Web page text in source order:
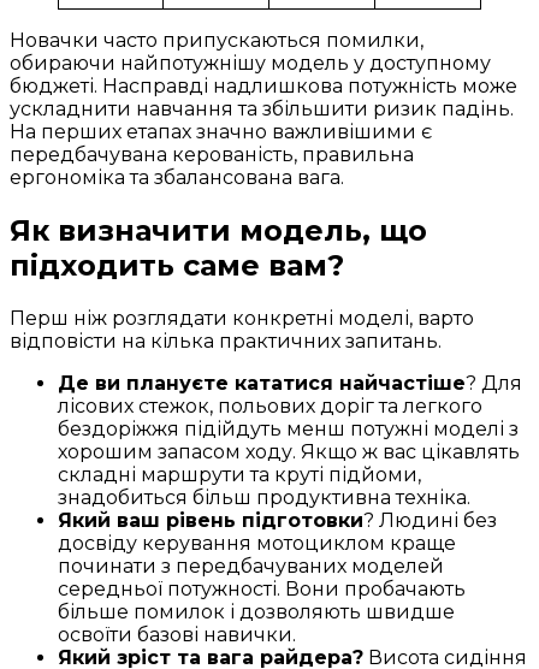
Новачки часто припускаються помилки,
обираючи найпотужнішу модель у доступному
бюджеті. Насправді надлишкова потужність може
ускладнити навчання та збільшити ризик падінь.
На перших етапах значно важливішими є
передбачувана керованість, правильна
ергономіка та збалансована вага.
Як визначити модель, що
підходить саме вам?
Перш ніж розглядати конкретні моделі, варто
відповісти на кілька практичних запитань.
Де ви плануєте кататися найчастіше? Для
лісових стежок, польових доріг та легкого
бездоріжжя підійдуть менш потужні моделі з
хорошим запасом ходу. Якщо ж вас цікавлять
складні маршрути та круті підйоми,
знадобиться більш продуктивна техніка.
Який ваш рівень підготовки? Людині без
досвіду керування мотоциклом краще
починати з передбачуваних моделей
середньої потужності. Вони пробачають
більше помилок і дозволяють швидше
освоїти базові навички.
Який зріст та вага райдера? Висота сидіння